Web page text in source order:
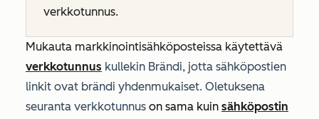
verkkotunnus.
Mukauta markkinointisähköposteissa käytettävä
verkkotunnus kullekin Brändi, jotta sähköpostien
linkit ovat brändi yhdenmukaiset. Oletuksena
seuranta verkkotunnus on sama kuin sähköpostin